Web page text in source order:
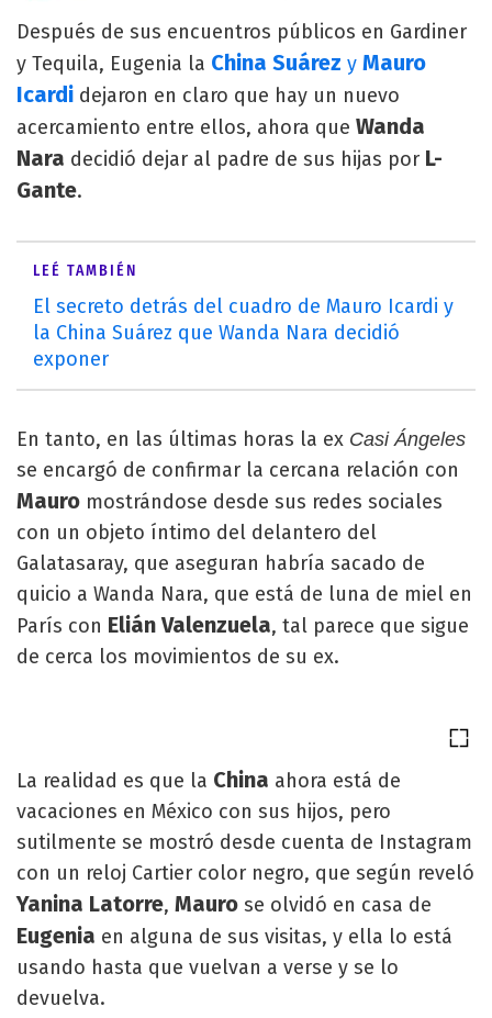
Después de sus encuentros públicos en Gardiner
y Tequila, Eugenia la China Suárez y Mauro
Icardi dejaron en claro que hay un nuevo
acercamiento entre ellos, ahora que Wanda
Nara decidió dejar al padre de sus hijas por L-
Gante.
LEÉ TAMBIÉN
El secreto detrás del cuadro de Mauro Icardi y
la China Suárez que Wanda Nara decidió
exponer
En tanto, en las últimas horas la ex Casi Ángeles
se encargó de confirmar la cercana relación con
Mauro mostrándose desde sus redes sociales
con un objeto íntimo del delantero del
Galatasaray, que aseguran habría sacado de
quicio a Wanda Nara, que está de luna de miel en
París con Elián Valenzuela, tal parece que sigue
de cerca los movimientos de su ex.
La realidad es que la China ahora está de
vacaciones en México con sus hijos, pero
sutilmente se mostró desde cuenta de Instagram
con un reloj Cartier color negro, que según reveló
Yanina Latorre, Mauro se olvidó en casa de
Eugenia en alguna de sus visitas, y ella lo está
usando hasta que vuelvan a verse y se lo
devuelva.